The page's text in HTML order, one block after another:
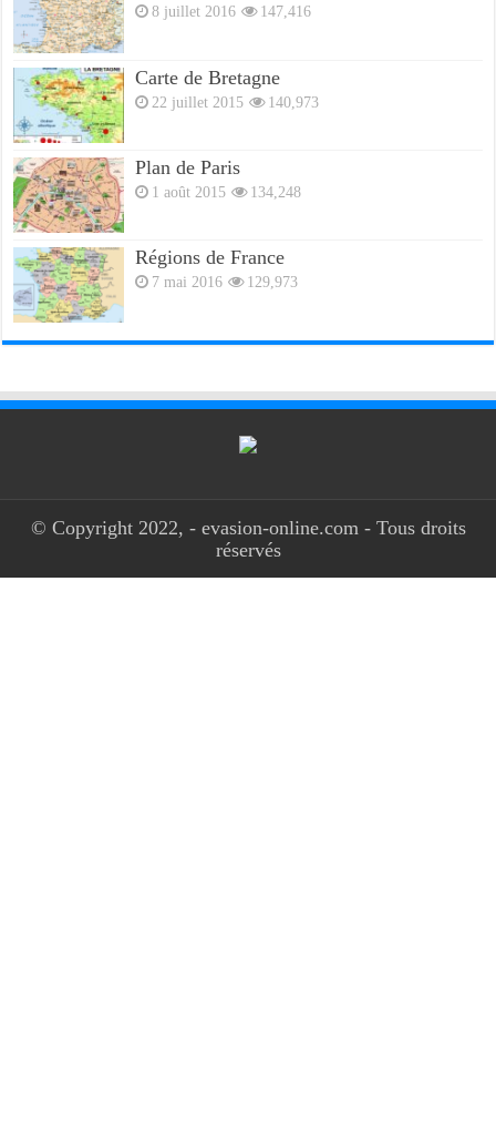
8 juillet 2016 147,416
Carte de Bretagne
22 juillet 2015 140,973
Plan de Paris
1 août 2015 134,248
Régions de France
7 mai 2016 129,973
© Copyright 2022, - evasion-online.com - Tous droits
réservés